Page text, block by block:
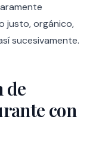
justo, orgánico,
sucesivamente.
de
con